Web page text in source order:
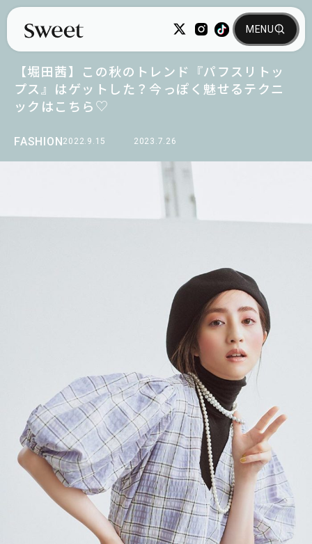
FASHION2022.9.15 2023.7.26
【堀田茜】この秋のトレンド『パフスリトッ
プス』はゲットした？今っぽく魅せるテクニ
ックはこちら♡